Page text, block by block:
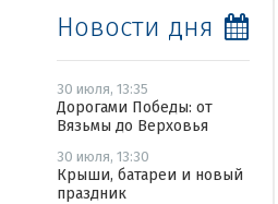
Новости дня
30 июля, 13:35
Дорогами Победы: от
Вязьмы до Верховья
30 июля, 13:30
Крыши, батареи и новый
праздник